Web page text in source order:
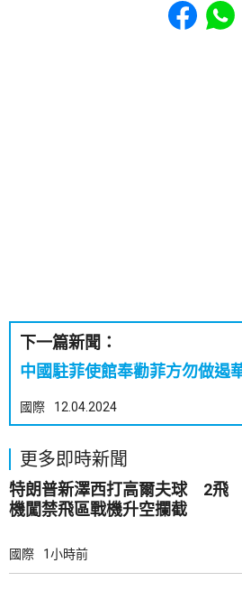
下一篇新聞：
中國駐菲使館奉勸菲方勿做遏
國際 12.04.2024
更多即時新聞
特朗普新澤西打高爾夫球 2飛
機闖禁飛區戰機升空攔截
國際 1小時前